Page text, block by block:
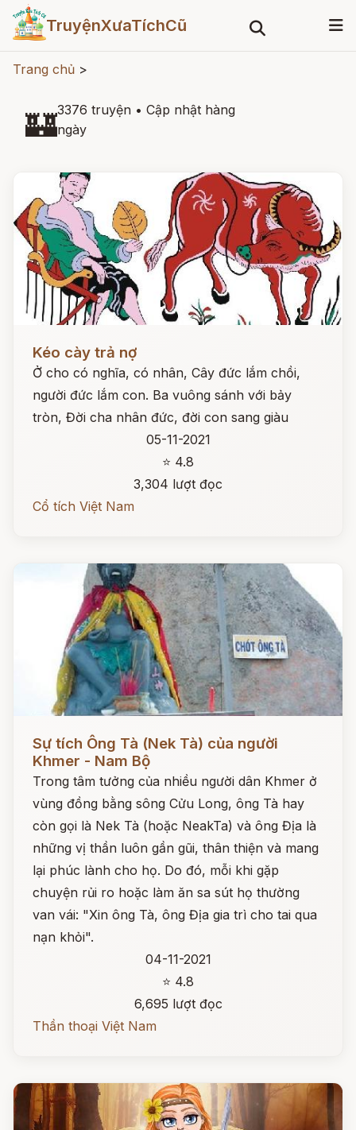
TruyệnXưaTíchCũ
Trang chủ >
🏰3376 truyện • Cập nhật hàng
ngày
Kéo cày trả nợ
Ở cho có nghĩa, có nhân, Cây đức lắm chồi,
người đức lắm con. Ba vuông sánh với bảy
tròn, Đời cha nhân đức, đời con sang giàu
05-11-2021
⭐ 4.8
3,304 lượt đọc
Cổ tích Việt Nam
Sự tích Ông Tà (Nek Tà) của người
Khmer - Nam Bộ
Trong tâm tưởng của nhiều người dân Khmer ở
vùng đồng bằng sông Cửu Long, ông Tà hay
còn gọi là Nek Tà (hoặc NeakTa) và ông Địa là
những vị thần luôn gần gũi, thân thiện và mang
lại phúc lành cho họ. Do đó, mỗi khi gặp
chuyện rủi ro hoặc làm ăn sa sút họ thường
van vái: "Xin ông Tà, ông Địa gia trì cho tai qua
nạn khỏi".
04-11-2021
⭐ 4.8
6,695 lượt đọc
Thần thoại Việt Nam